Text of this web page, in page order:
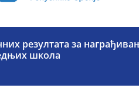
резултата за
школа